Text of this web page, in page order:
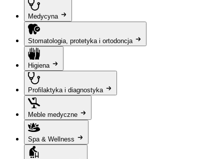
Medycyna
Stomatologia, protetyka i ortodoncja
Higiena
Profilaktyka i diagnostyka
Meble medyczne
Spa & Wellness